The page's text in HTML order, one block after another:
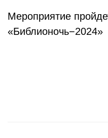
Мероприятие
«Библионочь−2024»